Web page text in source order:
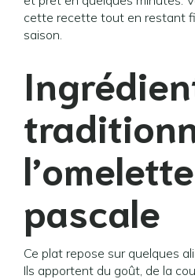
cette recette tout en restant
saison.
l’omelette
pascale
Ce plat repose sur quelques
Ils apportent du goût, de la